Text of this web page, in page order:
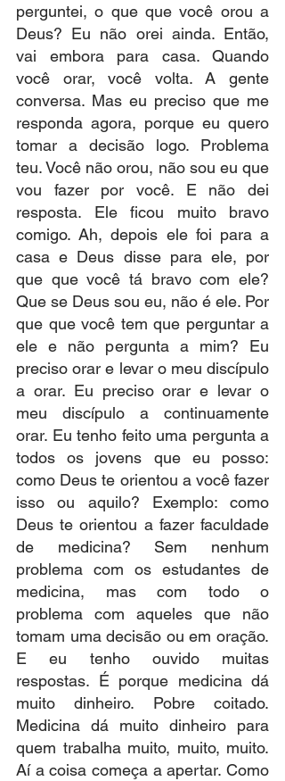
perguntei, o que que você orou a
Deus? Eu não orei ainda. Então,
vai embora para casa. Quando
você orar, você volta. A gente
conversa. Mas eu preciso que me
responda agora, porque eu quero
tomar a decisão logo. Problema
teu. Você não orou, não sou eu que
vou fazer por você. E não dei
resposta. Ele ficou muito bravo
comigo. Ah, depois ele foi para a
casa e Deus disse para ele, por
que que você tá bravo com ele?
Que se Deus sou eu, não é ele. Por
que que você tem que perguntar a
ele e não pergunta a mim? Eu
preciso orar e levar o meu discípulo
a orar. Eu preciso orar e levar o
meu discípulo a continuamente
orar. Eu tenho feito uma pergunta a
todos os jovens que eu posso:
como Deus te orientou a você fazer
isso ou aquilo? Exemplo: como
Deus te orientou a fazer faculdade
de medicina? Sem nenhum
problema com os estudantes de
medicina, mas com todo o
problema com aqueles que não
tomam uma decisão ou em oração.
E eu tenho ouvido muitas
respostas. É porque medicina dá
muito dinheiro. Pobre coitado.
Medicina dá muito dinheiro para
quem trabalha muito, muito, muito.
Aí a coisa começa a apertar. Como